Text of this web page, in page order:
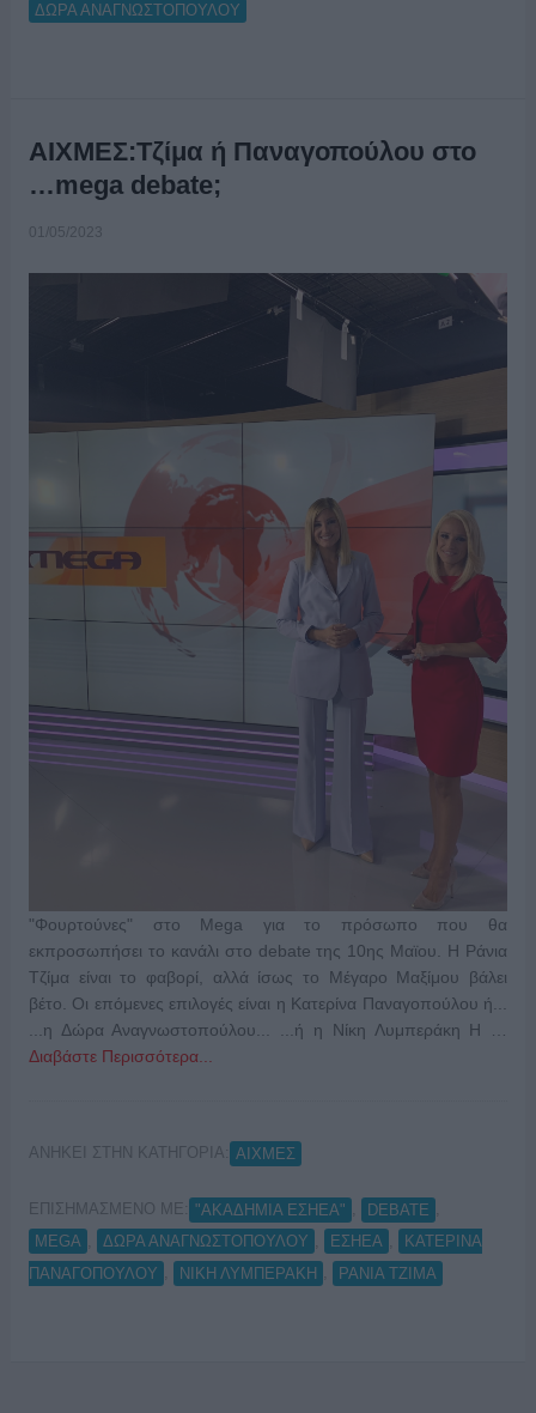
ΔΩΡΑ ΑΝΑΓΝΩΣΤΟΠΟΥΛΟΥ
ΑΙΧΜΕΣ:Τζίμα ή Παναγοπούλου στο
…mega debate;
01/05/2023
"Φουρτούνες" στο Mega για το πρόσωπο που θα
εκπροσωπήσει το κανάλι στο debate της 10ης Μαϊου. Η Ράνια
Τζίμα είναι το φαβορί, αλλά ίσως το Μέγαρο Μαξίμου βάλει
βέτο. Οι επόμενες επιλογές είναι η Κατερίνα Παναγοπούλου ή...
...η Δώρα Αναγνωστοπούλου... ...ή η Νίκη Λυμπεράκη Η …
Διαβάστε Περισσότερα...
ΑΝΗΚΕΙ ΣΤΗΝ ΚΑΤΗΓΟΡΙΑ: ΑΙΧΜΕΣ
ΕΠΙΣΗΜΑΣΜΕΝΟ ΜΕ: "ΑΚΑΔΗΜΙΑ ΕΣΗΕΑ" DEBATE
MEGA
ΔΩΡΑ ΑΝΑΓΝΩΣΤΟΠΟΥΛΟΥ ΕΣΗΕΑ
ΚΑΤΕΡΙΝΑ
ΠΑΝΑΓΟΠΟΥΛΟΥ
ΝΙΚΗ ΛΥΜΠΕΡΑΚΗ ΡΑΝΙΑ ΤΖΙΜΑ